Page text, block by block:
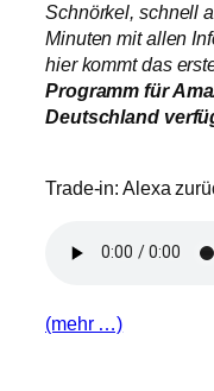
Schnörkel, schnell
Minuten mit allen
hier kommt das
Programm für
Deutschland
Trade-in: Alexa
(mehr …)